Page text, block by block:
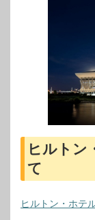
ヒルトン
て
ヒルトン・ホテ